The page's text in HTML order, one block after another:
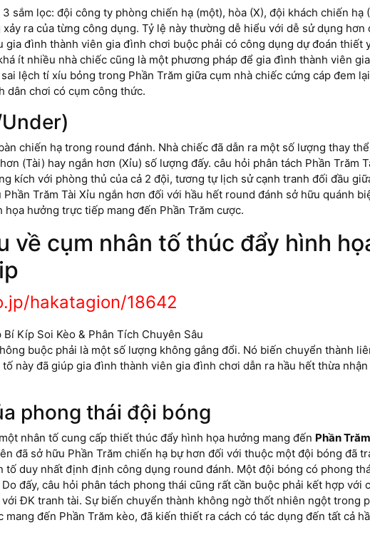
sắm lọc: đội công ty phòng chiến hạ (một), hòa (X), đội khách chiến
ra của từng công dụng. Tỷ lệ này thường dễ hiểu với dễ sử dụng
gia đình thành viên gia đình chơi buộc phải có công dụng dự đoán thiết
ít nhiều nhà chiếc cũng là một phương pháp để gia đình thành viên
lệch tí xíu bỏng trong Phần Trăm giữa cụm nhà chiếc cứng cáp đem
dân chơi có cụm công thức.
chiến hạ trong round đánh. Nhà chiếc đã dẫn ra một số lượng thay
(Tài) hay ngắn hơn (Xỉu) số lượng đấy. câu hỏi phân tách Phần
kích với phòng thủ của cả 2 đội, tương tự lịch sử cạnh tranh đối đầu
Trăm Tài Xỉu ngắn hơn đối với hầu hết round đánh sở hữu quánh
hưởng trực tiếp mang đến Phần Trăm cược.
về cụm nhân tố thúc đẩy hình
hakatagion/18642
buộc phải là một số lượng không gắng đổi. Nó biến chuyển thành
này đã giúp gia đình thành viên gia đình chơi dẫn ra hầu hết thừa
phong thái đội bóng
nhân tố cung cấp thiết thúc đẩy hình họa hưởng mang đến Phần
đã sở hữu Phần Trăm chiến hạ bự hơn đối với thuộc một đội bóng đã
tố duy nhất định định công dụng round đánh. Một đội bóng có phong
đấy, câu hỏi phân tách phong thái cũng rất cần buộc phải kết hợp
ĐK tranh tài. Sự biến chuyển thành không ngờ thốt nhiên ngột trong
mang đến Phần Trăm kèo, đã kiến thiết ra cách có tác dụng đến tất cả